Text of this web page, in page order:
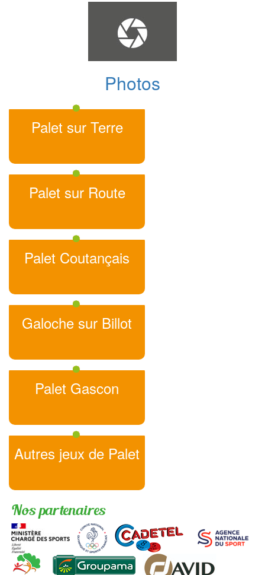
Photos
Palet sur Terre
Palet sur Route
Palet Coutançais
Galoche sur Billot
Palet Gascon
Autres jeux de Palet
Nos partenaires